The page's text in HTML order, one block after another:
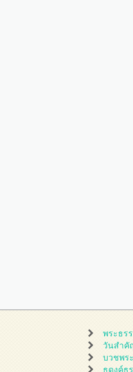
พระธร
วันสำคั
บวชพร
ธุดงค์ธ